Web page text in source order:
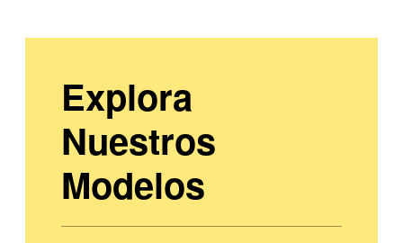
Explora
Nuestros
Modelos